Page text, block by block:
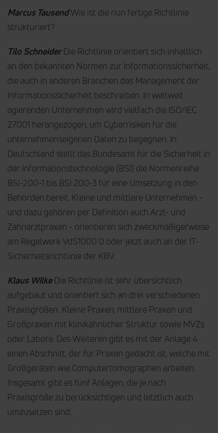
Marcus TausendWie ist die nun fertige Richtlinie
strukturiert?
Tilo SchneiderDie Richtlinie orientiert sich inhaltlich
an den bekannten Normen zur Informationssicherheit,
die auch in anderen Branchen das Management der
Informationssicherheit beschreiben. In weltweit
agierenden Unternehmen wird vielfach die ISO/IEC
27001 herangezogen, um Cyberrisiken für die
unternehmenseigenen Daten zu begegnen. In
Deutschland stellt das Bundesamt für die Sicherheit in
der Informationstechnologie (BSI) die Normenreihe
BSI-200-1 bis BSI 200-3 für eine Umsetzung in den
Behörden bereit. Kleine und mittlere Unternehmen -
und dazu gehören per Definition auch Arzt- und
Zahnarztpraxen - orientieren sich zweckmäßigerweise
am Regelwerk VdS1000 0 oder jetzt auch an der IT-
Sicherheitsrichtlinie der KBV.
Klaus WilkeDie Richtlinie ist sehr übersichtlich
aufgebaut und orientiert sich an drei verschiedenen
Praxisgrößen: Kleine Praxen, mittlere Praxen und
Großpraxen mit klinikähnlicher Struktur sowie MVZs
oder Labore. Des Weiteren gibt es mit der Anlage 4
einen Abschnitt, der für Praxen gedacht ist, welche mit
Großgeräten wie Computertomographen arbeiten.
Insgesamt gibt es fünf Anlagen, die je nach
Praxisgröße zu berücksichtigen und letztlich auch
umzusetzen sind: